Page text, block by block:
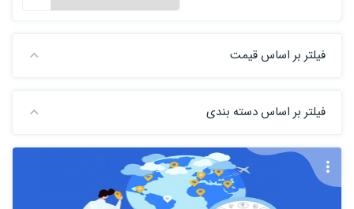
فیلتر بر اساس قیمت
فیلتر بر اساس دسته بندی